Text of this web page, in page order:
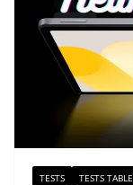
TESTS TESTS